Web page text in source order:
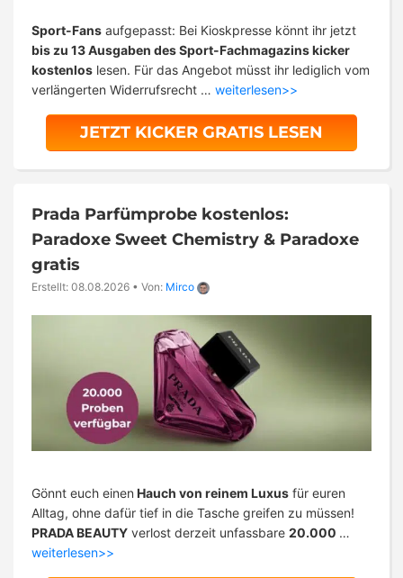
Sport-Fans aufgepasst: Bei Kioskpresse könnt ihr jetzt
bis zu 13 Ausgaben des Sport-Fachmagazins kicker
kostenlos lesen. Für das Angebot müsst ihr lediglich vom
verlängerten Widerrufsrecht … weiterlesen>>
JETZT KICKER GRATIS LESEN
Prada Parfümprobe kostenlos:
Paradoxe Sweet Chemistry & Paradoxe
gratis
Erstellt: 08.08.2026 • Von: Mirco
Gönnt euch einen Hauch von reinem Luxus für euren
Alltag, ohne dafür tief in die Tasche greifen zu müssen!
PRADA BEAUTY verlost derzeit unfassbare 20.000 …
weiterlesen>>